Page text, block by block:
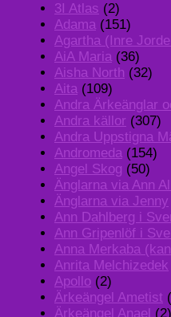
3I Atlas (2)
Adama (151)
Agartha (Inre
AiA Maria (36)
Aisha North (32)
Aita (109)
Andra Ärkeänglar
Andra källor (307)
Andra Uppstigna
Andromeda (154)
Angel Skog (50)
Änglarna via Ann
Änglarna via Jenny
Ann Dahlberg i
Ann Gripenlöf i
Anna Merkaba
Anrita Melchizedek
Apollo (2)
Ärkeängel Ametist
Ärkeängel Anael (2)